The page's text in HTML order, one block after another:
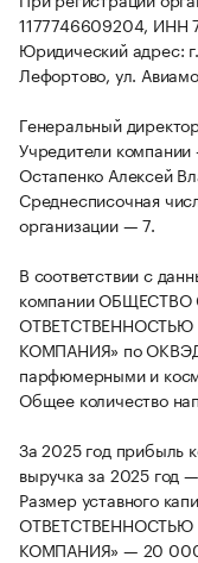
1177746609204, ИНН
Юридический адрес:
Лефортово, ул.
Генеральный
Учредители
Остапенко Алексей
Среднесписочная
организации — 7.
В соответствии с
компании
КОМПАНИЯ» по
парфюмерными и
Общее количество
За 2025 год прибыль
выручка за 2025 год
Размер уставного
КОМПАНИЯ» — 20